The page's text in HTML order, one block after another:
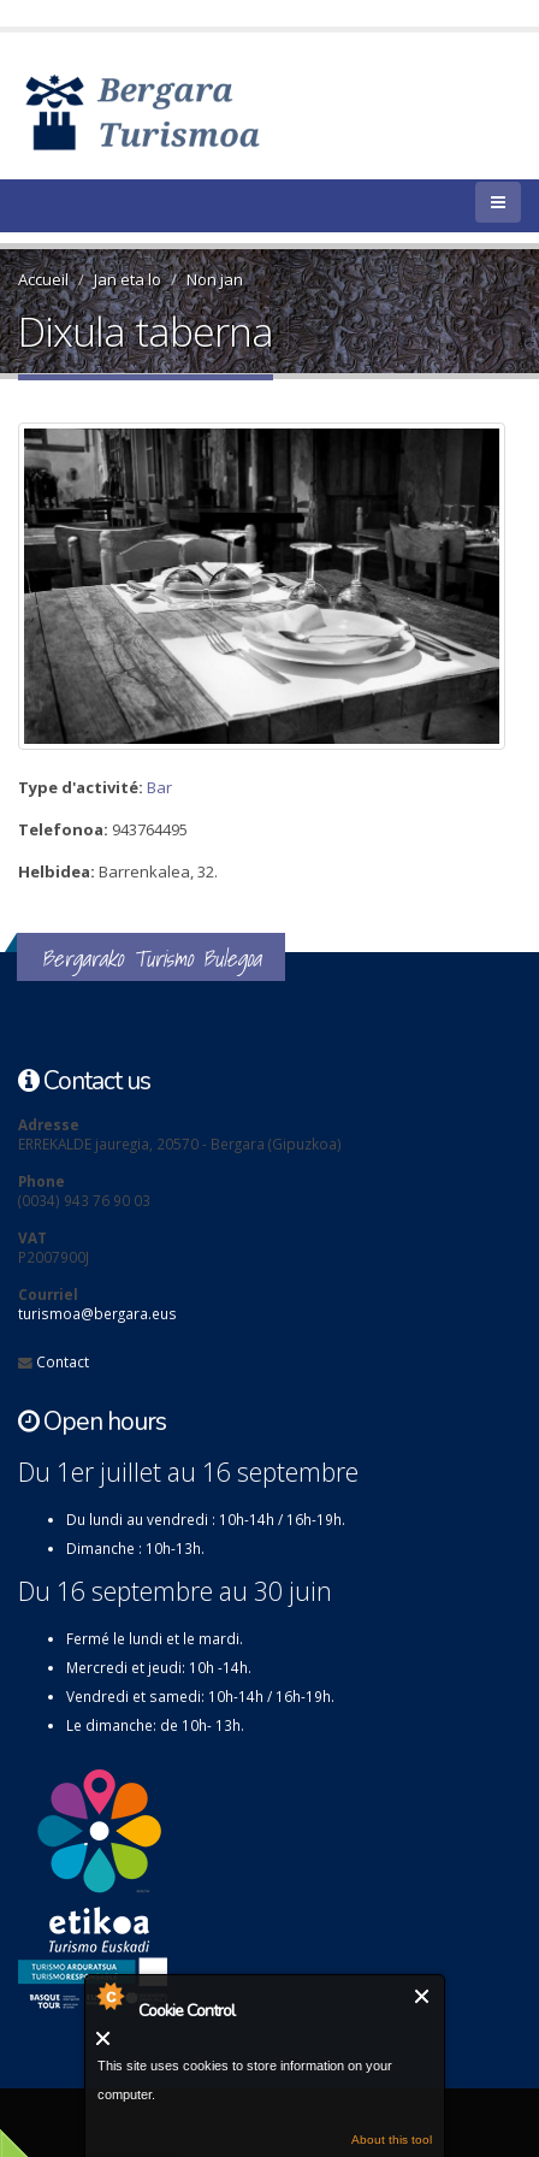
Cookie Control
This site uses cookies to store information on your
computer.
About this tool
Accueil Jan eta lo Non jan
Dixula taberna
Type d'activité: Bar
Telefonoa: 943764495
Helbidea: Barrenkalea, 32.
Bergarako Turismo Bulegoa
Contact us
Adresse
ERREKALDE jauregia, 20570 - Bergara (Gipuzkoa)
Phone
(0034) 943 76 90 03
VAT
P2007900J
Courriel
turismoa@bergara.eus
Contact
Open hours
Du 1er juillet au 16 septembre
Du lundi au vendredi : 10h-14h / 16h-19h.
Dimanche : 10h-13h.
Du 16 septembre au 30 juin
Fermé le lundi et le mardi.
Mercredi et jeudi: 10h -14h.
Vendredi et samedi: 10h-14h / 16h-19h.
Le dimanche: de 10h- 13h.